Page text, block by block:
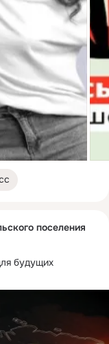
поселения
будущих